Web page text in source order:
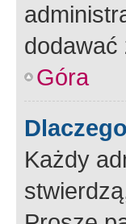
dodawać
Góra
Każdy